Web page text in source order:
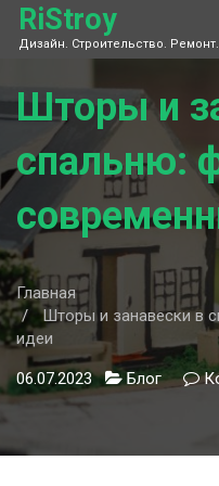
Skip
content
RiStroy
Дизайн. Строительство.
Шторы и
спальню:
Главная
Шторы и занавески в
идеи
06.07.2023 Блог